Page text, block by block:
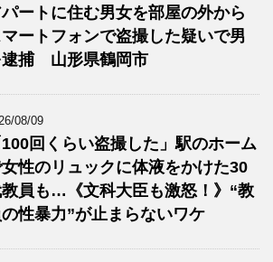
ートに住む男女を部屋の外から
ートフォンで盗撮した疑いで男
逮捕 山形県鶴岡市
08/09
100回くらい盗撮した」駅のホーム
性のリュックに体液をかけた30
員も…《文科大臣も激怒！》“教
の性暴力”が止まらないワケ